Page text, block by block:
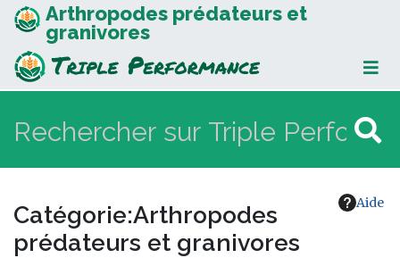
Arthropodes prédateurs et
granivores
Aide
Catégorie:Arthropodes
prédateurs et granivores